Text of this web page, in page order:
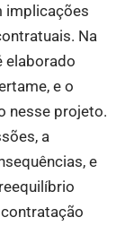
implicações
Na
elaborado
e o
nesse projeto.
a
e